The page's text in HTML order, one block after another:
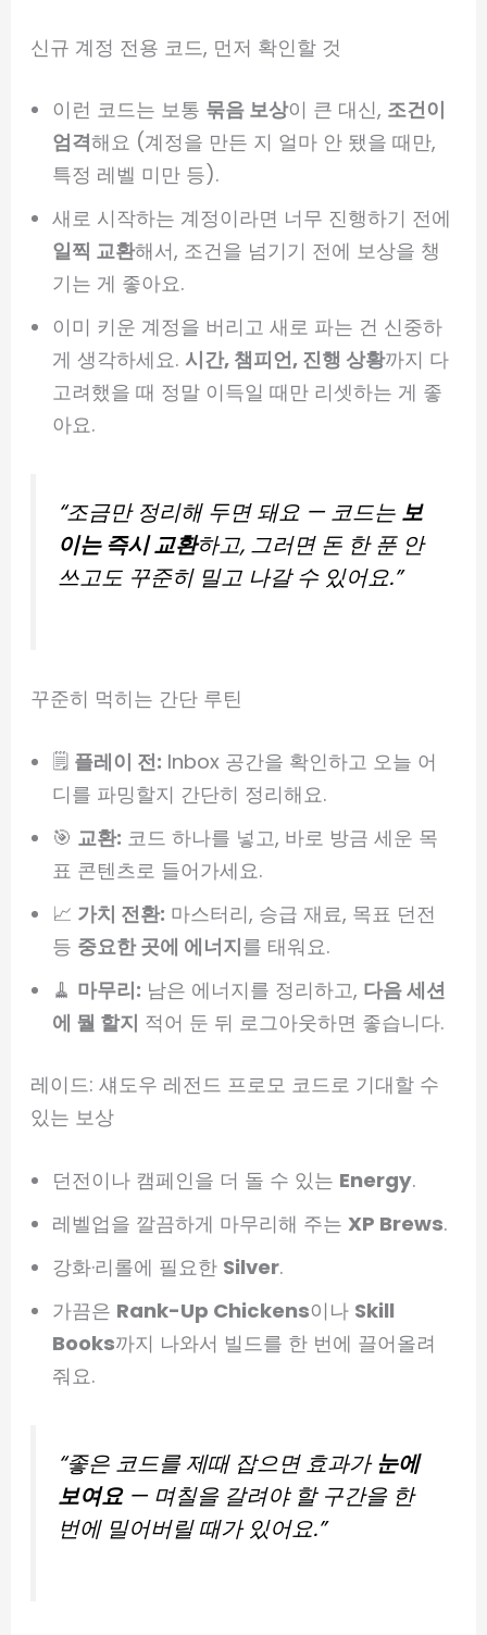
신규 계정 전용 코드, 먼저 확인할 것
이런 코드는 보통 묶음 보상이 큰 대신, 조건이
엄격해요 (계정을 만든 지 얼마 안 됐을 때만,
특정 레벨 미만 등).
새로 시작하는 계정이라면 너무 진행하기 전에
일찍 교환해서, 조건을 넘기기 전에 보상을 챙
기는 게 좋아요.
이미 키운 계정을 버리고 새로 파는 건 신중하
게 생각하세요. 시간, 챔피언, 진행 상황까지 다
고려했을 때 정말 이득일 때만 리셋하는 게 좋
아요.
“조금만 정리해 두면 돼요 — 코드는 보
이는 즉시 교환하고, 그러면 돈 한 푼 안
쓰고도 꾸준히 밀고 나갈 수 있어요.”
꾸준히 먹히는 간단 루틴
🗒️ 플레이 전: Inbox 공간을 확인하고 오늘 어
디를 파밍할지 간단히 정리해요.
🎯 교환: 코드 하나를 넣고, 바로 방금 세운 목
표 콘텐츠로 들어가세요.
📈 가치 전환: 마스터리, 승급 재료, 목표 던전
등 중요한 곳에 에너지를 태워요.
🧹 마무리: 남은 에너지를 정리하고, 다음 세션
에 뭘 할지 적어 둔 뒤 로그아웃하면 좋습니다.
레이드: 섀도우 레전드 프로모 코드로 기대할 수
있는 보상
던전이나 캠페인을 더 돌 수 있는 Energy.
레벨업을 깔끔하게 마무리해 주는XP Brews.
강화·리롤에 필요한 Silver.
가끔은 Rank-Up Chickens이나 Skill
Books까지 나와서 빌드를 한 번에 끌어올려
줘요.
“좋은 코드를 제때 잡으면 효과가눈에
보여요— 며칠을 갈려야 할 구간을 한
번에 밀어버릴 때가 있어요.”